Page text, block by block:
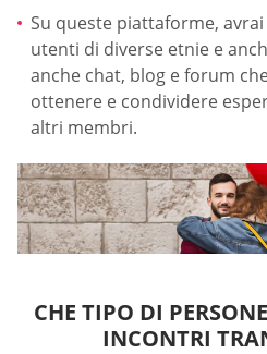
Su queste piattaforme,
utenti di diverse etnie e
anche chat, blog e forum
ottenere e condividere
altri membri.
CHE TIPO DI
INCONTRI